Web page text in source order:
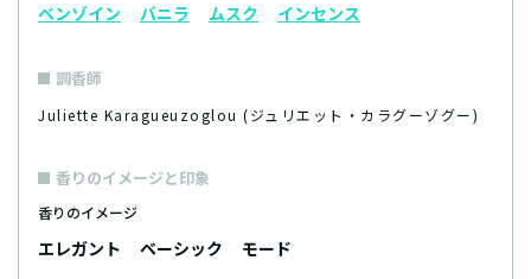
ベンゾイン バニラ ムスク インセンス
調香師
Juliette Karagueuzoglou (ジュリエット・カラグーゾグー)
香りのイメージと印象
香りのイメージ
エレガント ベーシック モード